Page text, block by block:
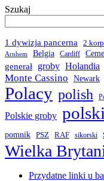
Szukaj
1 dywizja pancerna 2
Arnhem Belgia Cardiff
generał
groby Holandia
Monte Cassino Newark
Polacy polish
Polskie groby
pomnik PSZ RAF sikorski
Wielka
Przydatne linki u